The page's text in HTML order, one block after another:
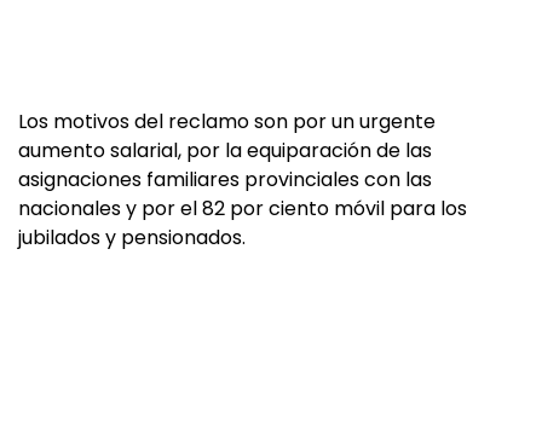
Los motivos del reclamo son por un urgente
aumento salarial, por la equiparación de las
asignaciones familiares provinciales con las
nacionales y por el 82 por ciento móvil para los
jubilados y pensionados.